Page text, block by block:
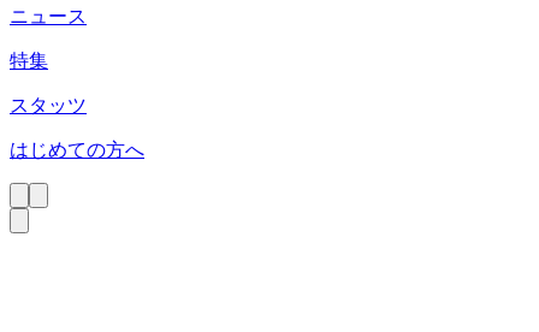
ニュース
特集
スタッツ
はじめての方へ